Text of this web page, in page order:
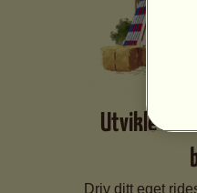
Utvikle
Driv ditt eget